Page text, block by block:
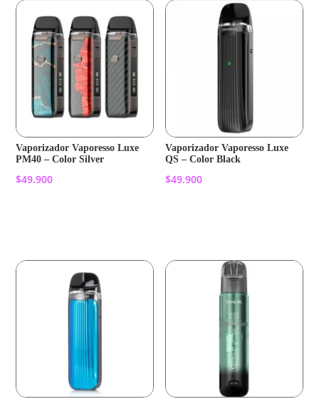
Vaporizador Vaporesso Luxe
PM40 – Color Silver
$49.900
Vaporizador Vaporesso Luxe
QS – Color Black
$49.900